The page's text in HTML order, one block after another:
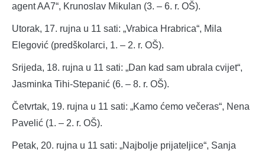
agent AA7“, Krunoslav Mikulan (3. – 6. r. OŠ).
Utorak, 17. rujna u 11 sati: „Vrabica Hrabrica“, Mila
Elegović (predškolarci, 1. – 2. r. OŠ).
Srijeda, 18. rujna u 11 sati: „Dan kad sam ubrala cvijet“,
Jasminka Tihi-Stepanić (6. – 8. r. OŠ).
Četvrtak, 19. rujna u 11 sati: „Kamo ćemo večeras“, Nena
Pavelić (1. – 2. r. OŠ).
Petak, 20. rujna u 11 sati: „Najbolje prijateljice“, Sanja